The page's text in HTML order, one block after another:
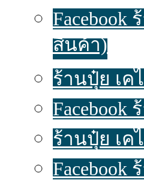
Facebook
สินค้า)
ร้านปุ๋ย เค
ร้านปุ๋ย เ